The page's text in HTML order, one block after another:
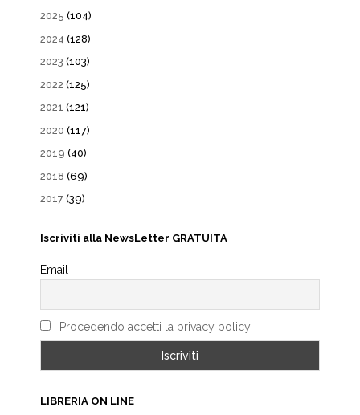
2025 (104)
2024 (128)
2023 (103)
2022 (125)
2021 (121)
2020 (117)
2019 (40)
2018 (69)
2017 (39)
Iscriviti alla NewsLetter GRATUITA
Email
Procedendo accetti la privacy policy
LIBRERIA ON LINE